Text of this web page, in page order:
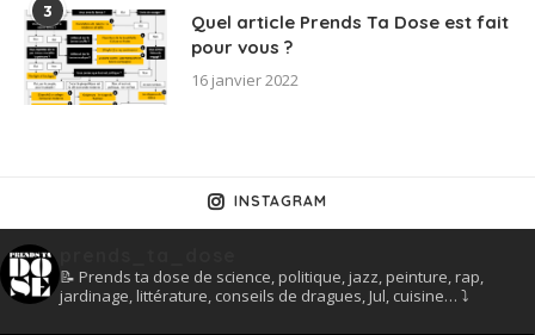
3
Quel article Prends Ta Dose est fait
pour vous ?
16 janvier 2022
INSTAGRAM
📝 Prends ta dose de science, politique, jazz, peinture, rap,
jardinage, littérature, conseils de dragues, Jul, cuisine… ⤵️